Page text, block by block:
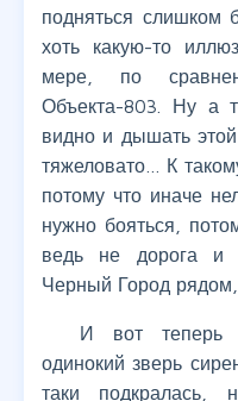
подняться слишком
хоть какую-то
мере, по
Объекта-803. Ну а
видно и дышать
тяжеловато… К
потому что иначе
нужно бояться,
ведь не дорога и
Черный Город
И вот теперь
одинокий зверь
таки подкралась,